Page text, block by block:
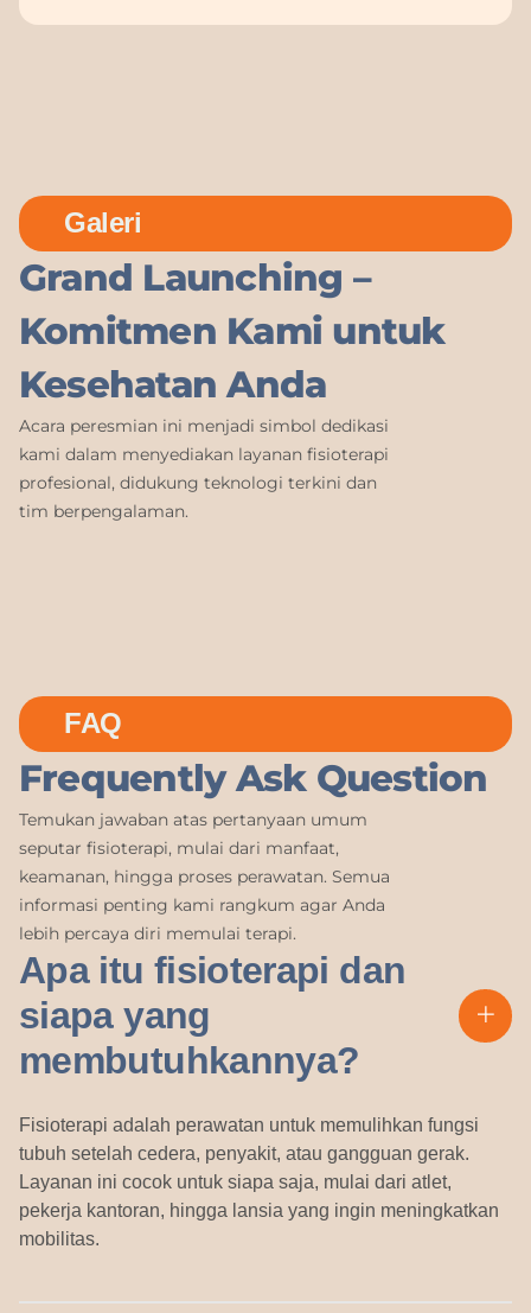
Galeri
Grand Launching –
Komitmen Kami untuk
Kesehatan Anda
Acara peresmian ini menjadi simbol dedikasi
kami dalam menyediakan layanan fisioterapi
profesional, didukung teknologi terkini dan
tim berpengalaman.
FAQ
Frequently Ask Question
Temukan jawaban atas pertanyaan umum
seputar fisioterapi, mulai dari manfaat,
keamanan, hingga proses perawatan. Semua
informasi penting kami rangkum agar Anda
lebih percaya diri memulai terapi.
Apa itu fisioterapi dan
siapa yang
membutuhkannya?
Fisioterapi adalah perawatan untuk memulihkan fungsi
tubuh setelah cedera, penyakit, atau gangguan gerak.
Layanan ini cocok untuk siapa saja, mulai dari atlet,
pekerja kantoran, hingga lansia yang ingin meningkatkan
mobilitas.